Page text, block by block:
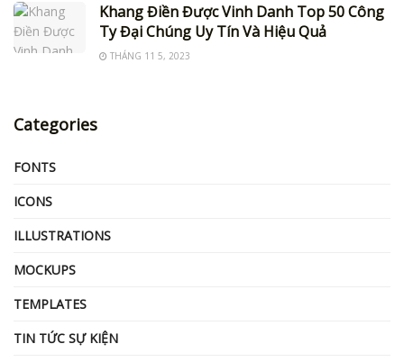
Khang Điền Được Vinh Danh Top 50 Công
Ty Đại Chúng Uy Tín Và Hiệu Quả
THÁNG 11 5, 2023
Categories
FONTS
ICONS
ILLUSTRATIONS
MOCKUPS
TEMPLATES
TIN TỨC SỰ KIỆN